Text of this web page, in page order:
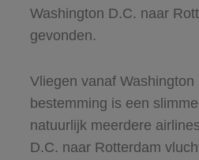
Washington D.C. naar
gevonden.
Vliegen vanaf Washington
bestemming is een
natuurlijk meerdere
D.C. naar Rotterdam